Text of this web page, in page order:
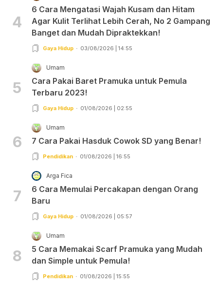
4
6 Cara Mengatasi Wajah Kusam dan Hitam
Agar Kulit Terlihat Lebih Cerah, No 2 Gampang
Banget dan Mudah Dipraktekkan!
Gaya Hidup 03/08/2026 | 14:55
5
Umam
Cara Pakai Baret Pramuka untuk Pemula
Terbaru 2023!
Gaya Hidup 01/08/2026 | 02:55
6
Umam
7 Cara Pakai Hasduk Cowok SD yang Benar!
Pendidikan 01/08/2026 | 16:55
7
Arga Fica
6 Cara Memulai Percakapan dengan Orang
Baru
Gaya Hidup 01/08/2026 | 05:57
8
Umam
5 Cara Memakai Scarf Pramuka yang Mudah
dan Simple untuk Pemula!
Pendidikan 01/08/2026 | 15:55